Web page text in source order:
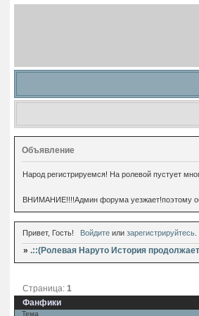
Объявление
Народ регистрируемся! На ролевой пустует
ВНИМАНИЕ!!!!Админ форума уезжает!поэтому
Привет, Гость! Войдитеили зарегистрируйтесь.
».::(Ролевая Наруто История
Фанфики
Страница:1
Тема